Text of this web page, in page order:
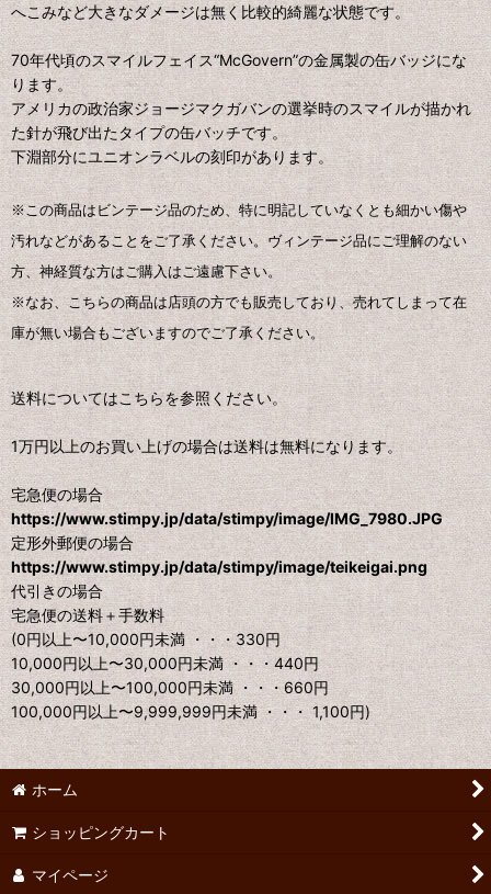
へこみなど大きなダメージは無く比較的綺麗な状態です。
70年代頃のスマイルフェイス“McGovern”の金属製の缶バッジにな
ります。
アメリカの政治家ジョージマクガバンの選挙時のスマイルが描かれ
た針が飛び出たタイプの缶バッチです。
下淵部分にユニオンラベルの刻印があります。
※この商品はビンテージ品のため、特に明記していなくとも細かい傷や
汚れなどがあることをご了承ください。ヴィンテージ品にご理解のない
方、神経質な方はご購入はご遠慮下さい。
※なお、こちらの商品は店頭の方でも販売しており、売れてしまって在
庫が無い場合もございますのでご了承ください。
送料についてはこちらを参照ください。
1万円以上のお買い上げの場合は送料は無料になります。
宅急便の場合
https://www.stimpy.jp/data/stimpy/image/IMG_7980.JPG
定形外郵便の場合
https://www.stimpy.jp/data/stimpy/image/teikeigai.png
代引きの場合
宅急便の送料＋手数料
(0円以上〜10,000円未満 ・・・330円
10,000円以上〜30,000円未満 ・・・440円
30,000円以上〜100,000円未満 ・・・660円
100,000円以上〜9,999,999円未満 ・・・ 1,100円)
ホーム
ショッピングカート
マイページ